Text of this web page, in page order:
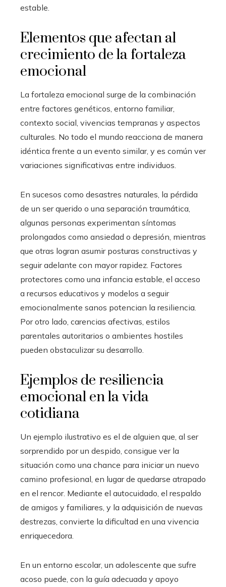
estable.
Elementos que afectan al
crecimiento de la fortaleza
emocional
La fortaleza emocional surge de la combinación
entre factores genéticos, entorno familiar,
contexto social, vivencias tempranas y aspectos
culturales. No todo el mundo reacciona de manera
idéntica frente a un evento similar, y es común ver
variaciones significativas entre individuos.
En sucesos como desastres naturales, la pérdida
de un ser querido o una separación traumática,
algunas personas experimentan síntomas
prolongados como ansiedad o depresión, mientras
que otras logran asumir posturas constructivas y
seguir adelante con mayor rapidez. Factores
protectores como una infancia estable, el acceso
a recursos educativos y modelos a seguir
emocionalmente sanos potencian la resiliencia.
Por otro lado, carencias afectivas, estilos
parentales autoritarios o ambientes hostiles
pueden obstaculizar su desarrollo.
Ejemplos de resiliencia
emocional en la vida
cotidiana
Un ejemplo ilustrativo es el de alguien que, al ser
sorprendido por un despido, consigue ver la
situación como una chance para iniciar un nuevo
camino profesional, en lugar de quedarse atrapado
en el rencor. Mediante el autocuidado, el respaldo
de amigos y familiares, y la adquisición de nuevas
destrezas, convierte la dificultad en una vivencia
enriquecedora.
En un entorno escolar, un adolescente que sufre
acoso puede, con la guía adecuada y apoyo